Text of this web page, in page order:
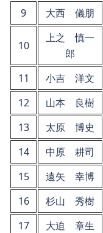
9
大西 儀朋
10
上之 慎一
郎
11 小吉 洋文
12
山本 良樹
13
太原 博史
14
中原 耕司
15
遠矢 幸博
16
杉山 秀樹
17
大迫 章生